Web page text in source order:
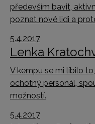
především bavit,
poznat nové lidi a
5.4.2017
Lenka
V kempu se mi líbilo
ochotný personál,
možností.
5.4.2017